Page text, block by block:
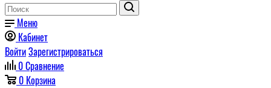
Меню
Кабинет
ВойтиЗарегистрироваться
0Сравнение
0 Корзина